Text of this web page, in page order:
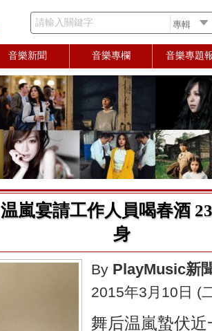
請輸入關鍵字
音樂新聞 音樂專欄 音樂專題
温嵐宴請工作人員喝春酒
身
By PlayMusic新
2015年3月10日 (
舞后温嵐蟄伏